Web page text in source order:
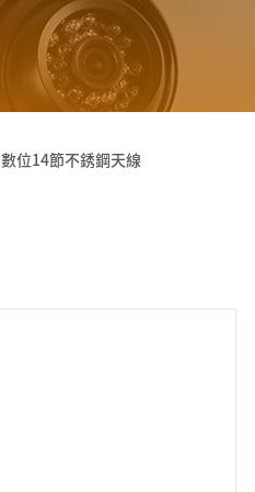
數位14節不銹鋼天線